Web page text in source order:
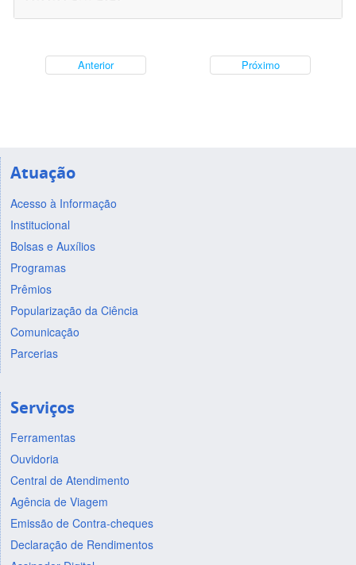
Anterior Próximo
Atuação
Acesso à Informação
Institucional
Bolsas e Auxílios
Programas
Prêmios
Popularização da Ciência
Comunicação
Parcerias
Serviços
Ferramentas
Ouvidoria
Central de Atendimento
Agência de Viagem
Emissão de Contra-cheques
Declaração de Rendimentos